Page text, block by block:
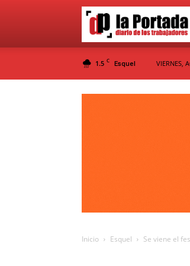
1.5 C Esquel VIERNES,
Inicio Esquel Se viene el